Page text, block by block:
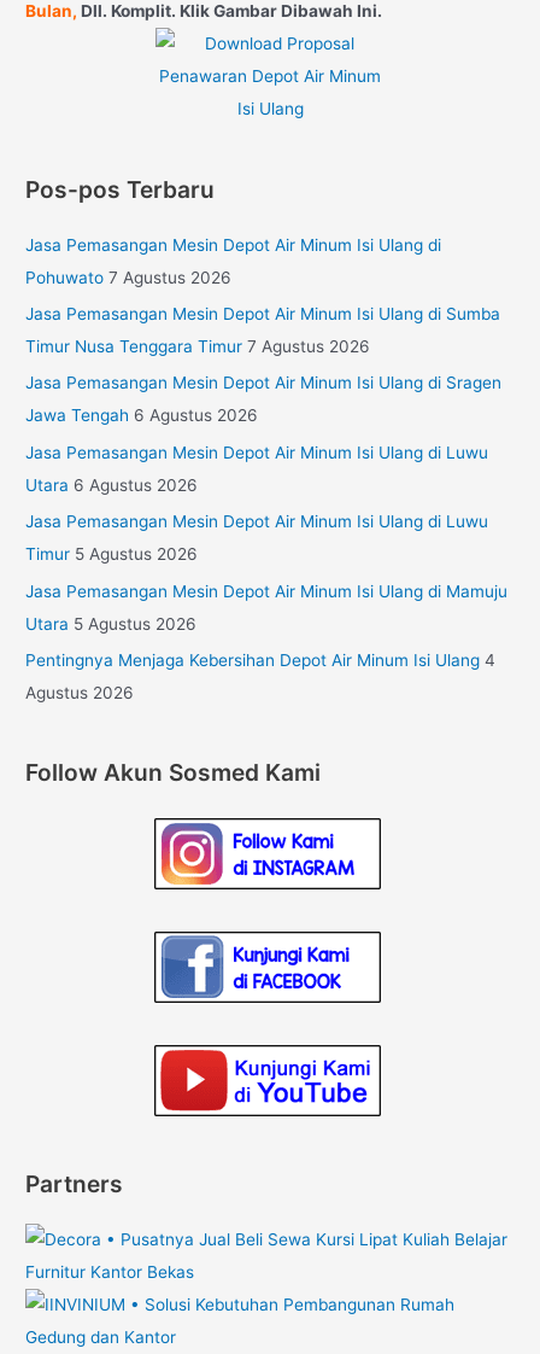
Bulan, Dll. Komplit. Klik Gambar Dibawah Ini.
Pos-pos Terbaru
Jasa Pemasangan Mesin Depot Air Minum Isi Ulang di
Pohuwato 7 Agustus 2026
Jasa Pemasangan Mesin Depot Air Minum Isi Ulang di Sumba
Timur Nusa Tenggara Timur 7 Agustus 2026
Jasa Pemasangan Mesin Depot Air Minum Isi Ulang di Sragen
Jawa Tengah 6 Agustus 2026
Jasa Pemasangan Mesin Depot Air Minum Isi Ulang di Luwu
Utara 6 Agustus 2026
Jasa Pemasangan Mesin Depot Air Minum Isi Ulang di Luwu
Timur 5 Agustus 2026
Jasa Pemasangan Mesin Depot Air Minum Isi Ulang di Mamuju
Utara 5 Agustus 2026
Pentingnya Menjaga Kebersihan Depot Air Minum Isi Ulang 4
Agustus 2026
Follow Akun Sosmed Kami
Partners